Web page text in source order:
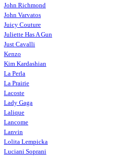
John Richmond
John Varvatos
Juicy Couture
Juliette Has A Gun
Just Cavalli
Kenzo
Kim Kardashian
La Perla
La Prairie
Lacoste
Lady Gaga
Lalique
Lancome
Lanvin
Lolita Lempicka
Luciani Soprani